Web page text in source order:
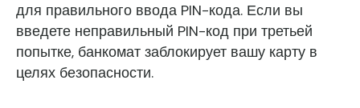
для правильного ввода PIN-кода. Если вы
введете неправильный PIN-код при третьей
попытке, банкомат заблокирует вашу карту в
целях безопасности.